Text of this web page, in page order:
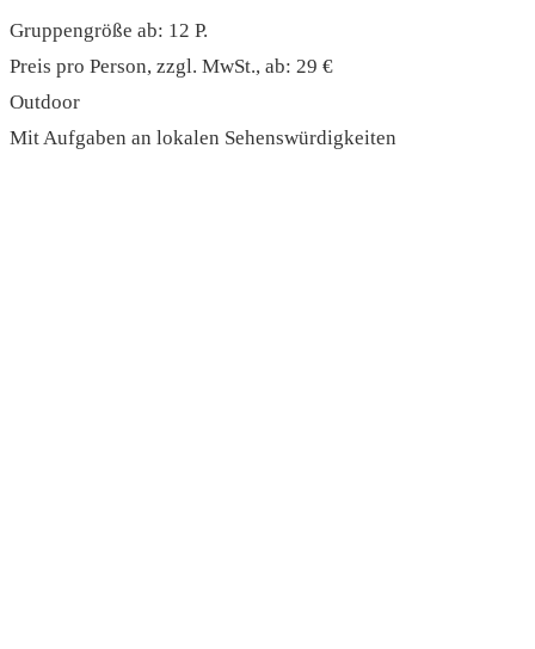
Gruppengröße ab: 12 P.
Preis pro Person, zzgl. MwSt., ab: 29 €
Outdoor
Mit Aufgaben an lokalen Sehenswürdigkeiten